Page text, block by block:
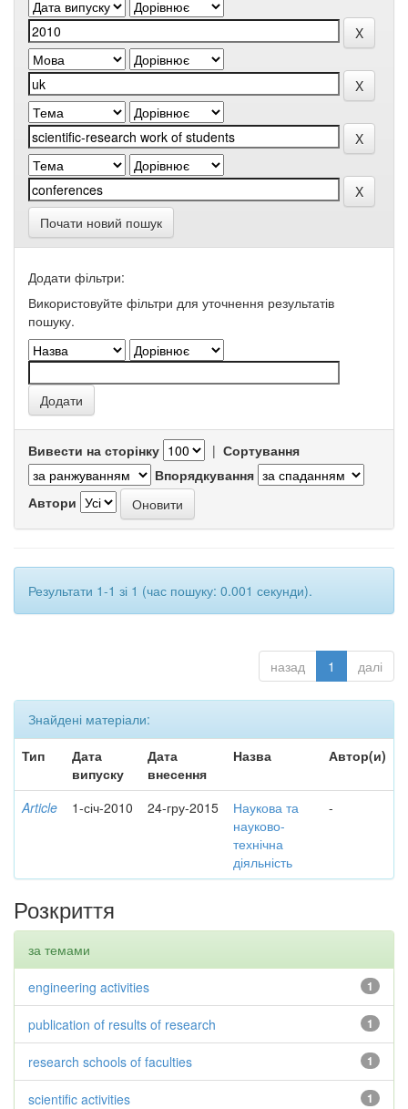
Почати новий пошук
Додати фільтри:
Використовуйте фільтри для уточнення результатів
пошуку.
Вивести на сторінку | Сортування
Впорядкування
Автори
Результати 1-1 зі 1 (час пошуку: 0.001 секунди).
назад 1 далі
Знайдені матеріали:
Тип
Дата
випуску
Дата
внесення
Назва Автор(и)
Article 1-січ-2010 24-гру-2015
Наукова та
науково-
технічна
діяльність
-
Розкриття
за темами
1
engineering activities
1
publication of results of research
1
research schools of faculties
1
scientific activities